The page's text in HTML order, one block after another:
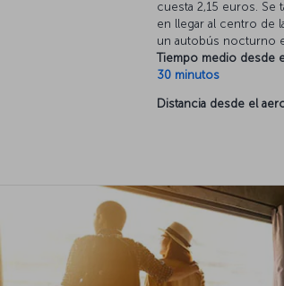
cuesta 2,15 euros. Se
en llegar al centro de
un autobús nocturno
Tiempo medio desde
30 minutos
Distancia desde el